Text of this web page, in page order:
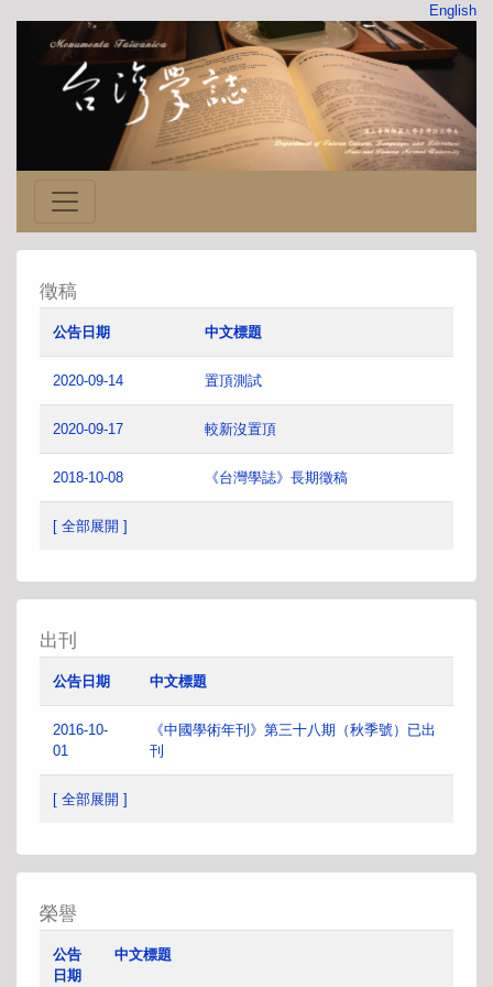
English
徵稿
公告日期 中文標題
2020-09-14 置頂測試
2020-09-17 較新沒置頂
2018-10-08 《台灣學誌》長期徵稿
[ 全部展開 ]
出刊
公告日期 中文標題
2016-10-
01
《中國學術年刊》第三十八期（秋季號）已出
刊
[ 全部展開 ]
榮譽
公告
日期
中文標題